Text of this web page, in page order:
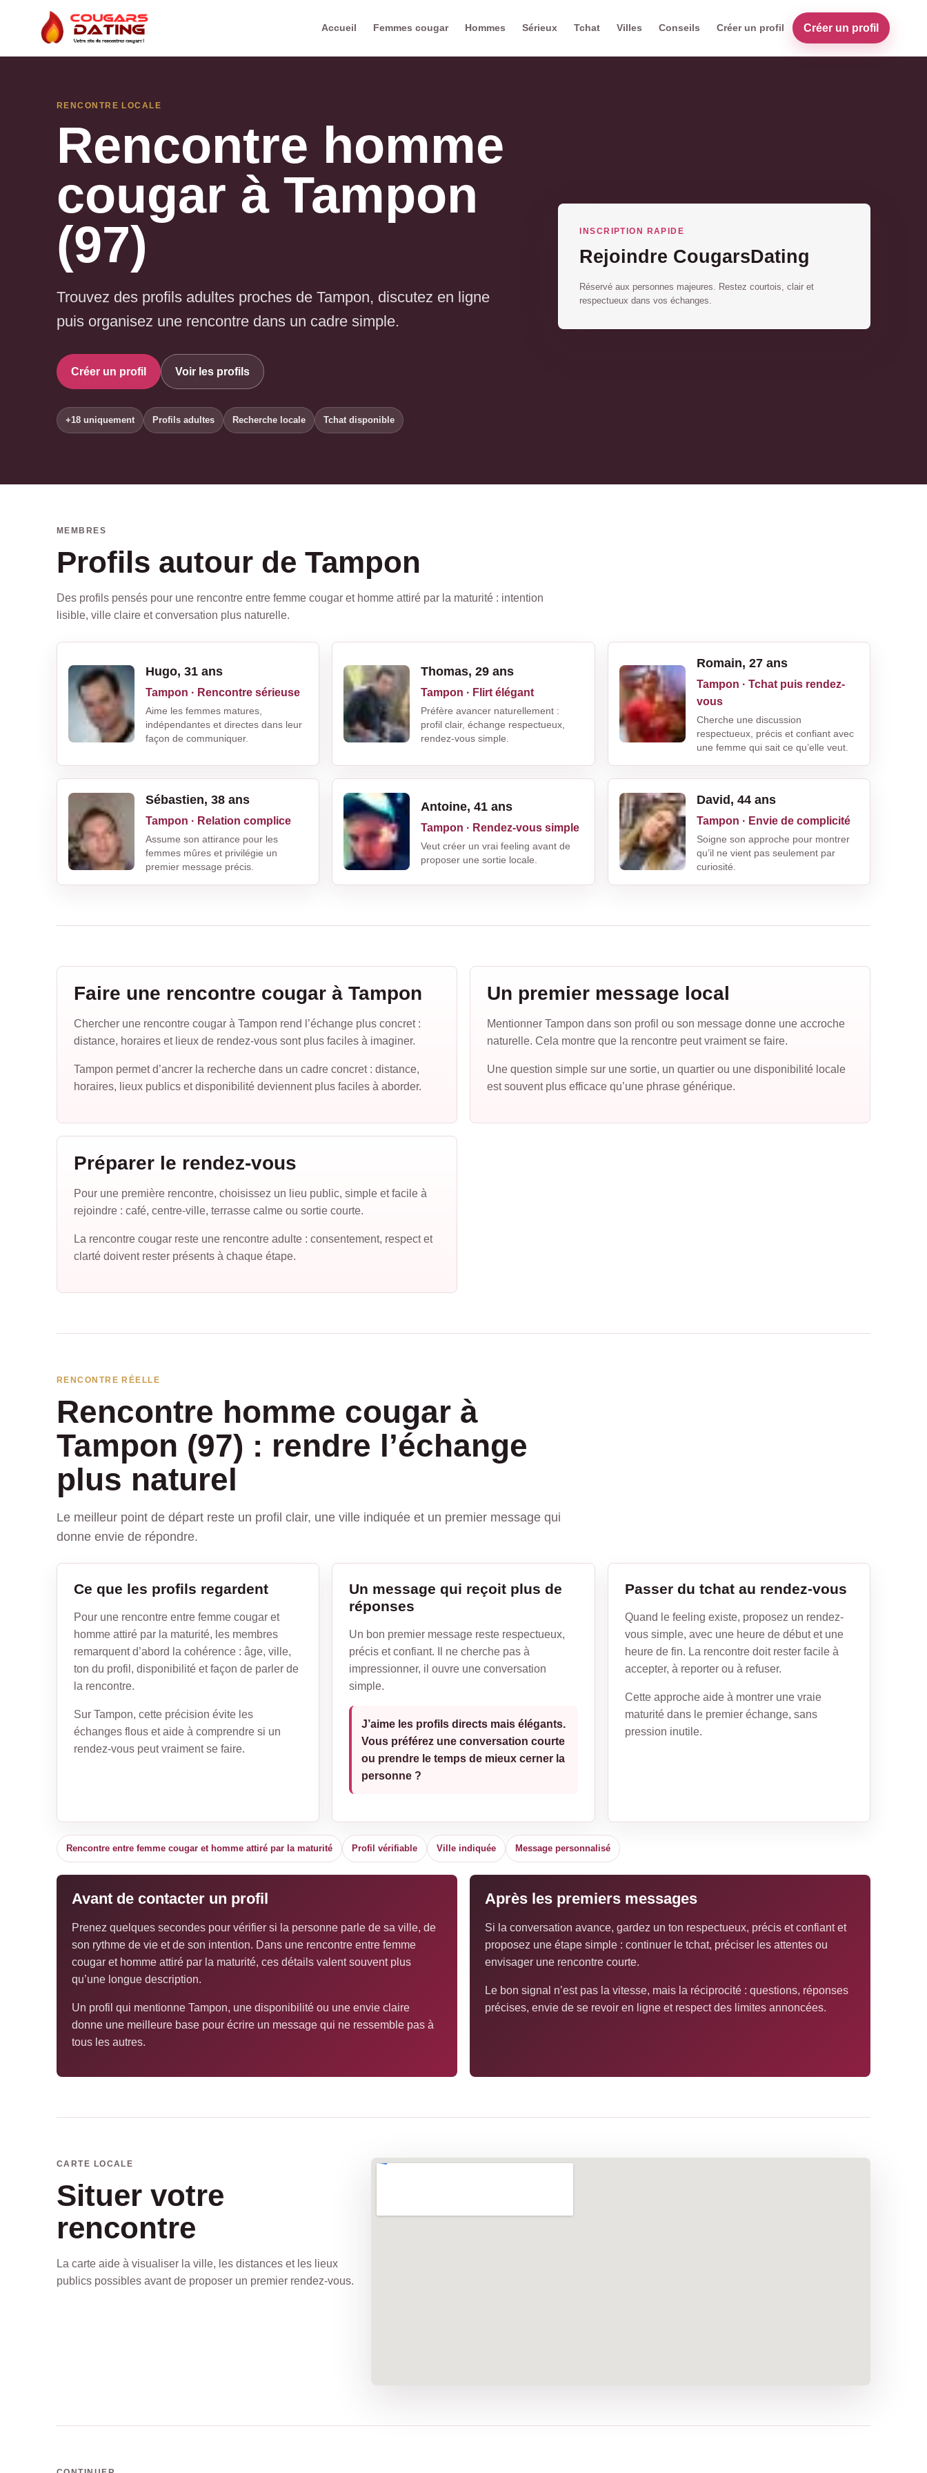
Accueil Femmes cougar Hommes Sérieux Tchat Villes Conseils Créer un profil Créer un profil
RENCONTRE LOCALE
Rencontre homme
cougar à Tampon
(97)
Trouvez des profils adultes proches de Tampon, discutez en ligne
puis organisez une rencontre dans un cadre simple.
Créer un profil Voir les profils
+18 uniquement Profils adultes Recherche locale Tchat disponible
INSCRIPTION RAPIDE
Rejoindre CougarsDating
Réservé aux personnes majeures. Restez courtois, clair et
respectueux dans vos échanges.
MEMBRES
Profils autour de Tampon
Des profils pensés pour une rencontre entre femme cougar et homme attiré par la maturité : intention
lisible, ville claire et conversation plus naturelle.
Hugo, 31 ans
Tampon · Rencontre sérieuse
Aime les femmes matures,
indépendantes et directes dans leur
façon de communiquer.
Thomas, 29 ans
Tampon · Flirt élégant
Préfère avancer naturellement :
profil clair, échange respectueux,
rendez-vous simple.
Romain, 27 ans
Tampon · Tchat puis rendez-
vous
Cherche une discussion
respectueux, précis et confiant avec
une femme qui sait ce qu’elle veut.
Sébastien, 38 ans
Tampon · Relation complice
Assume son attirance pour les
femmes mûres et privilégie un
premier message précis.
Antoine, 41 ans
Tampon · Rendez-vous simple
Veut créer un vrai feeling avant de
proposer une sortie locale.
David, 44 ans
Tampon · Envie de complicité
Soigne son approche pour montrer
qu’il ne vient pas seulement par
curiosité.
Faire une rencontre cougar à Tampon
Chercher une rencontre cougar à Tampon rend l’échange plus concret :
distance, horaires et lieux de rendez-vous sont plus faciles à imaginer.
Tampon permet d’ancrer la recherche dans un cadre concret : distance,
horaires, lieux publics et disponibilité deviennent plus faciles à aborder.
Un premier message local
Mentionner Tampon dans son profil ou son message donne une accroche
naturelle. Cela montre que la rencontre peut vraiment se faire.
Une question simple sur une sortie, un quartier ou une disponibilité locale
est souvent plus efficace qu’une phrase générique.
Préparer le rendez-vous
Pour une première rencontre, choisissez un lieu public, simple et facile à
rejoindre : café, centre-ville, terrasse calme ou sortie courte.
La rencontre cougar reste une rencontre adulte : consentement, respect et
clarté doivent rester présents à chaque étape.
RENCONTRE RÉELLE
Rencontre homme cougar à
Tampon (97) : rendre l’échange
plus naturel
Le meilleur point de départ reste un profil clair, une ville indiquée et un premier message qui
donne envie de répondre.
Ce que les profils regardent
Pour une rencontre entre femme cougar et
homme attiré par la maturité, les membres
remarquent d’abord la cohérence : âge, ville,
ton du profil, disponibilité et façon de parler de
la rencontre.
Sur Tampon, cette précision évite les
échanges flous et aide à comprendre si un
rendez-vous peut vraiment se faire.
Un message qui reçoit plus de
réponses
Un bon premier message reste respectueux,
précis et confiant. Il ne cherche pas à
impressionner, il ouvre une conversation
simple.
J’aime les profils directs mais élégants.
Vous préférez une conversation courte
ou prendre le temps de mieux cerner la
personne ?
Passer du tchat au rendez-vous
Quand le feeling existe, proposez un rendez-
vous simple, avec une heure de début et une
heure de fin. La rencontre doit rester facile à
accepter, à reporter ou à refuser.
Cette approche aide à montrer une vraie
maturité dans le premier échange, sans
pression inutile.
Rencontre entre femme cougar et homme attiré par la maturité Profil vérifiable Ville indiquée Message personnalisé
Avant de contacter un profil
Prenez quelques secondes pour vérifier si la personne parle de sa ville, de
son rythme de vie et de son intention. Dans une rencontre entre femme
cougar et homme attiré par la maturité, ces détails valent souvent plus
qu’une longue description.
Un profil qui mentionne Tampon, une disponibilité ou une envie claire
donne une meilleure base pour écrire un message qui ne ressemble pas à
tous les autres.
Après les premiers messages
Si la conversation avance, gardez un ton respectueux, précis et confiant et
proposez une étape simple : continuer le tchat, préciser les attentes ou
envisager une rencontre courte.
Le bon signal n’est pas la vitesse, mais la réciprocité : questions, réponses
précises, envie de se revoir en ligne et respect des limites annoncées.
CARTE LOCALE
Situer votre
rencontre
La carte aide à visualiser la ville, les distances et les lieux
publics possibles avant de proposer un premier rendez-vous.